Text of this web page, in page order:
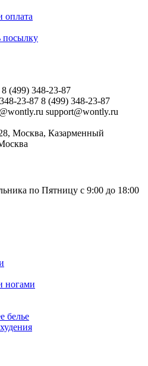
оплата
посылку
8 (499) 348-23-87
23-87 8 (499) 348-23-87
support@wontly.ru
Москва, Казарменный
по Пятницу с 9:00 до 18:00
ногами
белье